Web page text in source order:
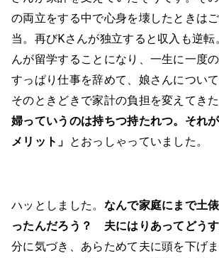
の両立をする中で心身を壊したときは
当。再びKさんが独立すると収入も逆転
んが留学することになり、一生に一度の
すっぱり仕事を辞めて、娘さんについて
そのときどきで家計の負担を変えてきた
婦っていうのは持ちつ持たれつ。それ
メリット」 とおっしゃっていました。
ハッとしました。 なんで家庭にまで土
ったんだろう？ 夫にはりあってどう
分に気づき、あらためて夫に頭を下げ